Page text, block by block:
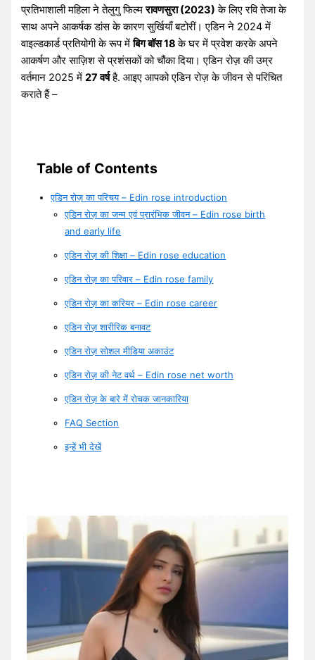
प्रतिभाशाली महिला ने तेलुगु फिल्मरावणसुरा (2023) के लिए रवि तेजा के
साथ अपने आकर्षक डांस के कारण सुर्खियाँ बटोरीं। एडिन ने 2024 में
वाइल्डकार्ड प्रतियोगी के रूप मेंबिग बॉस 18के घर में प्रवेश करके अपने
आकर्षण और साज़िश से प्रशंसकों को चौंका दिया। एडिन रोज़ की उम्र
वर्तमान 2025 में27 वर्षहै. आइए आपको एडिन रोज़ के जीवन से परिचित
कराते हैं –
Table of Contents
एडिन रोज़ का परिचय – Edin rose introduction
एडिन रोज़ का जन्म एवं प्रारंभिक जीवन – Edin rose birth
and early life
एडिन रोज़ की शिक्षा – Edin rose education
एडिन रोज़ का परिवार – Edin rose family
एडिन रोज़ का करियर – Edin rose career
एडिन रोज़ शारीरिक बनावट
एडिन रोज़ सोशल मीडिया अकाउंट
एडिन रोज़ की नेट वर्थ – Edin rose net worth
एडिन रोज़ के बारे में रोचक जानकारिया
FAQ Section
इन्हें भी देखें